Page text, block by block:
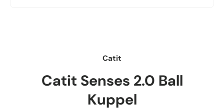
Catit
Catit Senses 2.0 Ball
Kuppel